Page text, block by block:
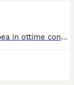
Per motivi di salute regalo Gattina Europea in ottime condizioni e regolarmente vaccinata e controllata. È molto dolce e di compagnia. Abituata a convivere con altri cani e gatti